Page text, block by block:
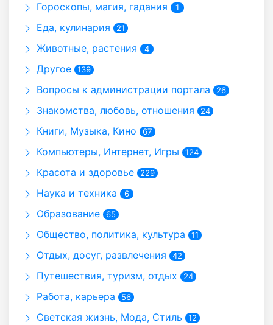
Гороскопы, магия, гадания 1
Еда, кулинария 21
Животные, растения 4
Другое 139
Вопросы к администрации портала 26
Знакомства, любовь, отношения 24
Книги, Музыка, Кино 67
Компьютеры, Интернет, Игры 124
Красота и здоровье 229
Наука и техника 6
Образование 65
Общество, политика, культура 11
Отдых, досуг, развлечения 42
Путешествия, туризм, отдых 24
Работа, карьера 56
Светская жизнь, Мода, Стиль 12